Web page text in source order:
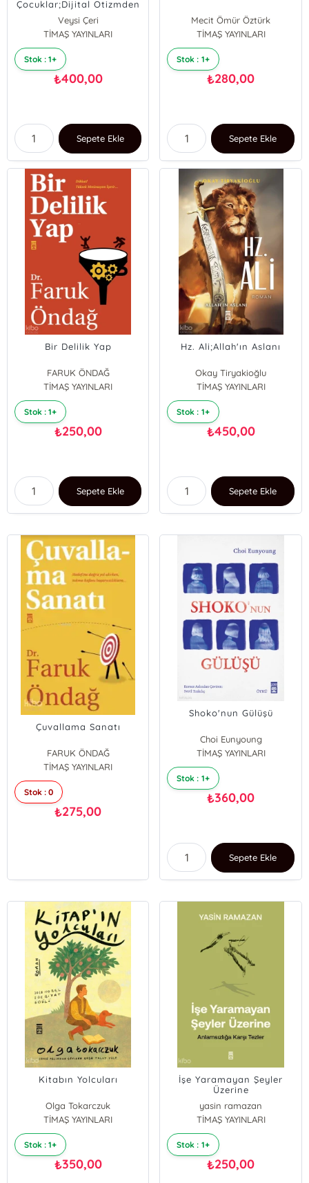
Çocuklar;Dijital Otizmden
Korunmak Mümkün
Veysi Çeri
TİMAŞ YAYINLARI
Stok : 1+
₺400,00
Sepete Ekle
Mecit Ömür Öztürk
TİMAŞ YAYINLARI
Stok : 1+
₺280,00
Sepete Ekle
Bir Delilik Yap
FARUK ÖNDAĞ
TİMAŞ YAYINLARI
Stok : 1+
₺250,00
Sepete Ekle
Hz. Ali;Allah'ın Aslanı
Okay Tiryakioğlu
TİMAŞ YAYINLARI
Stok : 1+
₺450,00
Sepete Ekle
Çuvallama Sanatı
FARUK ÖNDAĞ
TİMAŞ YAYINLARI
Stok : 0
₺275,00
Shoko'nun Gülüşü
Choi Eunyoung
TİMAŞ YAYINLARI
Stok : 1+
₺360,00
Sepete Ekle
Kitabın Yolcuları
Olga Tokarczuk
TİMAŞ YAYINLARI
Stok : 1+
₺350,00
İşe Yaramayan Şeyler
Üzerine
yasin ramazan
TİMAŞ YAYINLARI
Stok : 1+
₺250,00